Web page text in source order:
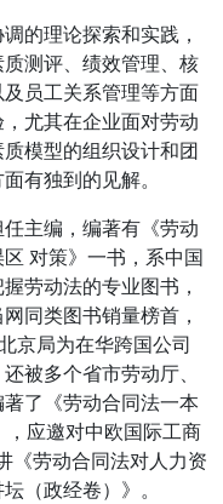
的理论探索和实践，
测评、绩效管理、核
员工关系管理等方面
尤其在企业面对劳动
模型的组织设计和团
有独到的见解。
主编，编著有《劳动
对策》一书，系中国
劳动法的专业图书，
同类图书销量榜首，
京局为在华跨国公司
被多个省市劳动厅、
了《劳动合同法一本
应邀对中欧国际工商
《劳动合同法对人力资
（政经卷）》。